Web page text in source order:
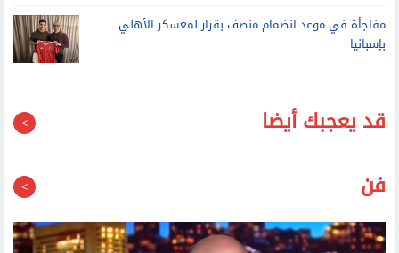
مفاجأة في موعد انضمام منصف بقرار لمعسكر الأهلي
بإسبانيا
قد يعجبك أيضا
فن